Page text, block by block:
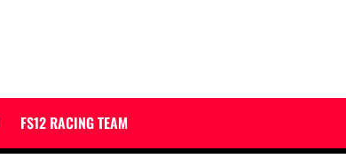
FS12 RACING TEAM